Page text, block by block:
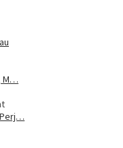
M…
Perj…